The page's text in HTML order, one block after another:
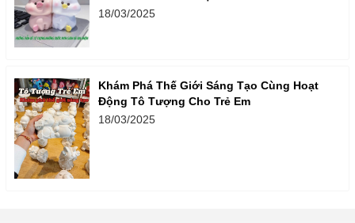
18/03/2025
Khám Phá Thế Giới Sáng Tạo Cùng Hoạt
Động Tô Tượng Cho Trẻ Em
18/03/2025